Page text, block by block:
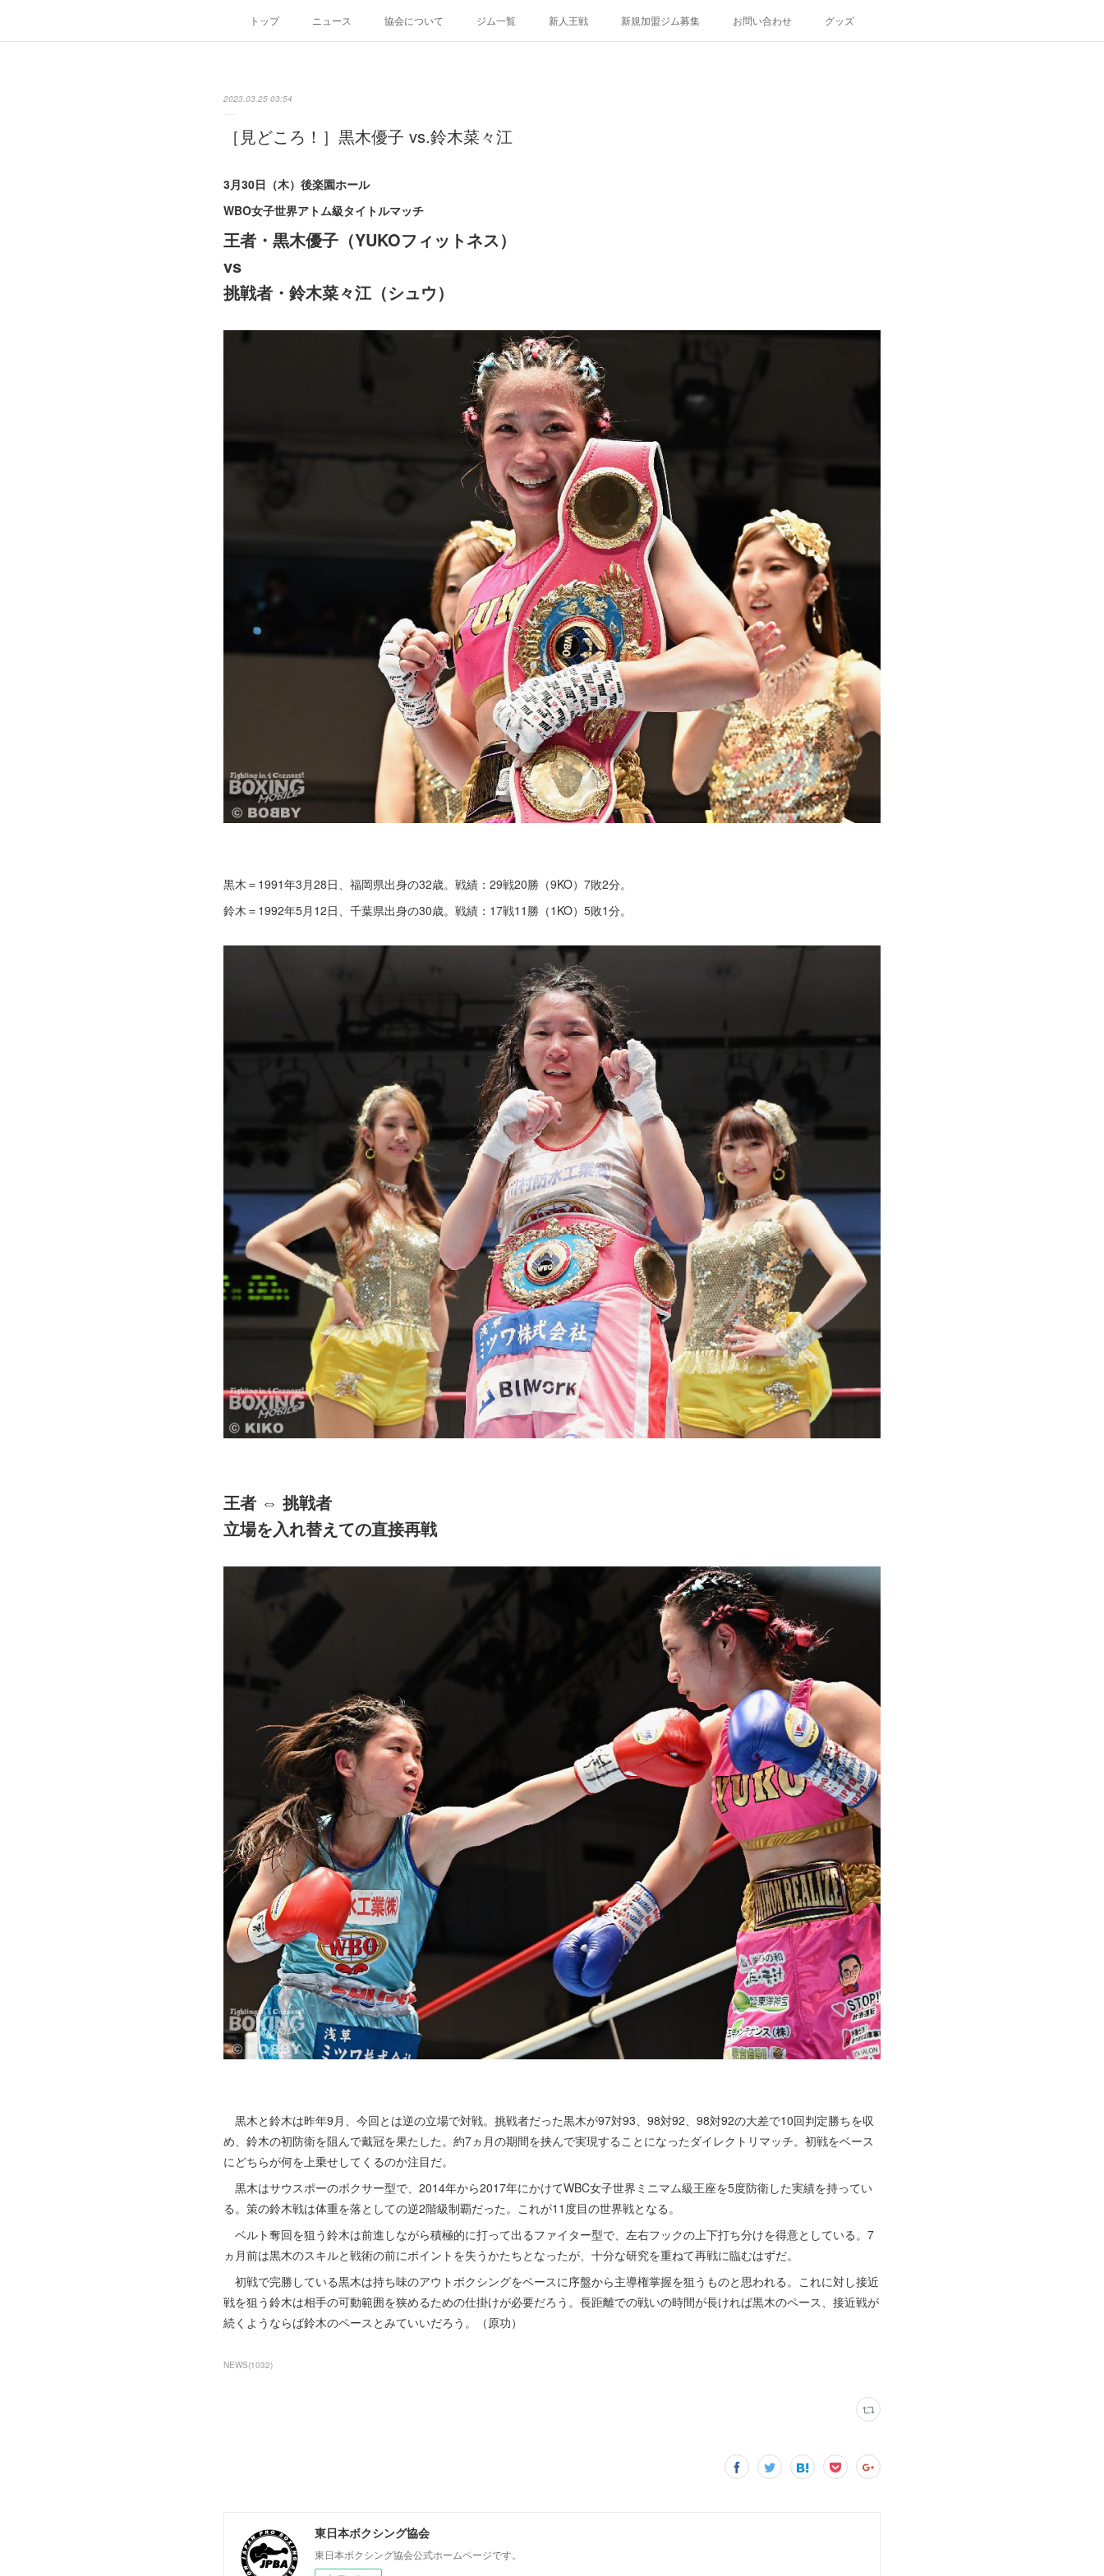
トップ ニュース 協会について ジム一覧 新人王戦 新規加盟ジム募集 お問い合わせ グッズ
2023.03.25 03:54
［見どころ！］黒木優子 vs.鈴木菜々江
3月30日（木）後楽園ホール
WBO女子世界アトム級タイトルマッチ
王者・黒木優子（YUKOフィットネス）
vs
挑戦者・鈴木菜々江（シュウ）
黒木＝1991年3月28日、福岡県出身の32歳。戦績：29戦20勝（9KO）7敗2分。
鈴木＝1992年5月12日、千葉県出身の30歳。戦績：17戦11勝（1KO）5敗1分。
王者 ⇔ 挑戦者
立場を入れ替えての直接再戦
黒木と鈴木は昨年9月、今回とは逆の立場で対戦。挑戦者だった黒木が97対93、98対92、98対92の大差で10回判定勝ちを収
め、鈴木の初防衛を阻んで戴冠を果たした。約7ヵ月の期間を挟んで実現することになったダイレクトリマッチ。初戦をベース
にどちらが何を上乗せしてくるのか注目だ。
黒木はサウスポーのボクサー型で、2014年から2017年にかけてWBC女子世界ミニマム級王座を5度防衛した実績を持ってい
る。策の鈴木戦は体重を落としての逆2階級制覇だった。これが11度目の世界戦となる。
ベルト奪回を狙う鈴木は前進しながら積極的に打って出るファイター型で、左右フックの上下打ち分けを得意としている。7
ヵ月前は黒木のスキルと戦術の前にポイントを失うかたちとなったが、十分な研究を重ねて再戦に臨むはずだ。
初戦で完勝している黒木は持ち味のアウトボクシングをベースに序盤から主導権掌握を狙うものと思われる。これに対し接近
戦を狙う鈴木は相手の可動範囲を狭めるための仕掛けが必要だろう。長距離での戦いの時間が長ければ黒木のペース、接近戦が
続くようならば鈴木のペースとみていいだろう。（原功）
NEWS(1032)
東日本ボクシング協会
東日本ボクシング協会公式ホームページです。